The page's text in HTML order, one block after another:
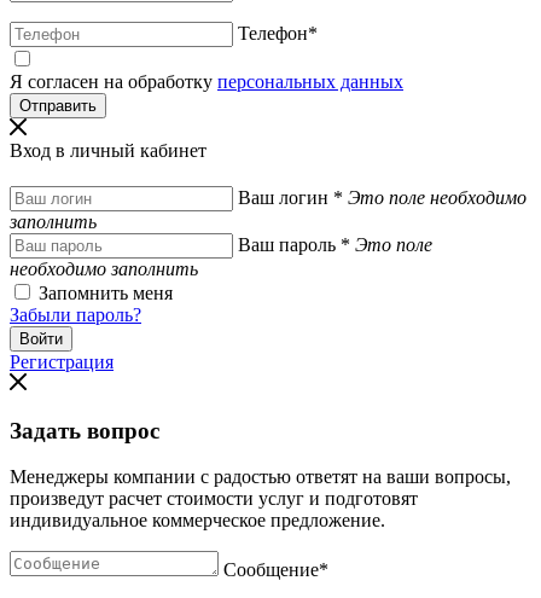
Телефон*
Я согласен на обработку персональных данных
Вход в личный кабинет
Ваш логин * Это поле необходимо
заполнить
Ваш пароль * Это поле
необходимо заполнить
Запомнить меня
Забыли пароль?
Регистрация
Задать вопрос
Менеджеры компании с радостью ответят на ваши вопросы,
произведут расчет стоимости услуг и подготовят
индивидуальное коммерческое предложение.
Сообщение*